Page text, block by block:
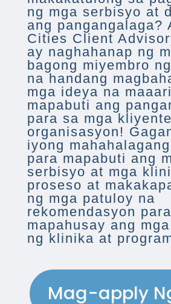
ng mga serbisyo at
ang pangangalaga?
Cities Client
ay naghahanap ng
bagong miyembro
na handang
mga ideya na
mapabuti ang
para sa mga
organisasyon!
iyong
para mapabuti ang
serbisyo at mga
proseso at
ng mga patuloy na
rekomendasyon para
mapahusay ang
ng klinika at
Mag-apply